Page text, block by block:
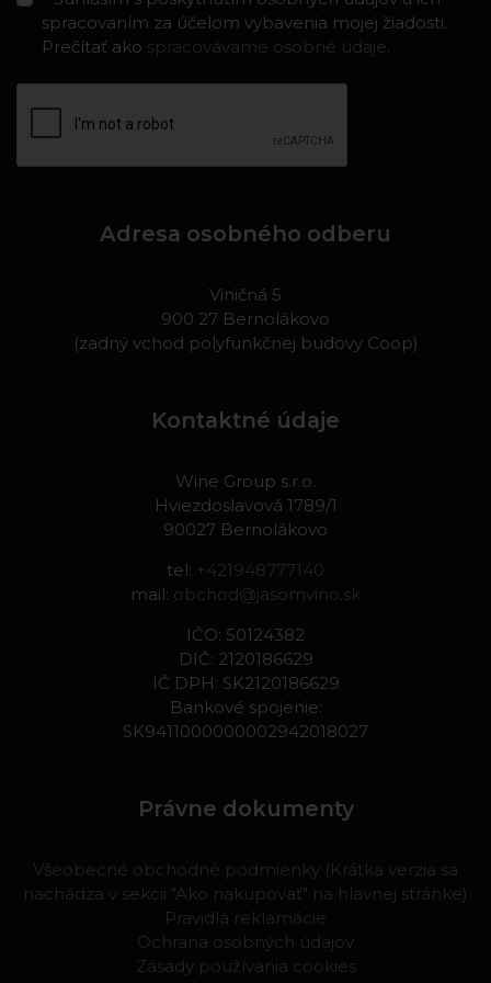
spracovaním za účelom vybavenia mojej žiadosti.
Prečítať ako spracovávame osobné údaje.
Adresa osobného odberu
Viničná 5
900 27 Bernolákovo
(zadný vchod polyfunkčnej budovy Coop)
Kontaktné údaje
Wine Group s.r.o.
Hviezdoslavová 1789/1
90027 Bernolákovo
tel: +421948777140
mail: obchod@jasomvino.sk
IČO: 50124382
DIČ: 2120186629
IČ DPH: SK2120186629
Bankové spojenie:
SK9411000000002942018027
Právne dokumenty
Všeobecné obchodné podmienky (Krátka verzia sa
nachádza v sekcii "Ako nakupovať" na hlavnej stránke)
Pravidlá reklamácie
Ochrana osobných údajov
Zásady používania cookies